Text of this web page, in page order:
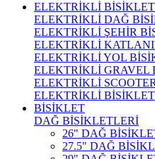
ELEKTRİKLİ BİSİKLET
ELEKTRİKLİ DAĞ
ELEKTRİKLİ ŞEHİR
ELEKTRİKLİ
ELEKTRİKLİ YOL
ELEKTRİKLİ GRAVEL
ELEKTRİKLİ SCOOTER
ELEKTRİKLİ
BİSİKLET
DAĞ BİSİKLETLERİ
26" DAĞ
27.5" DAĞ